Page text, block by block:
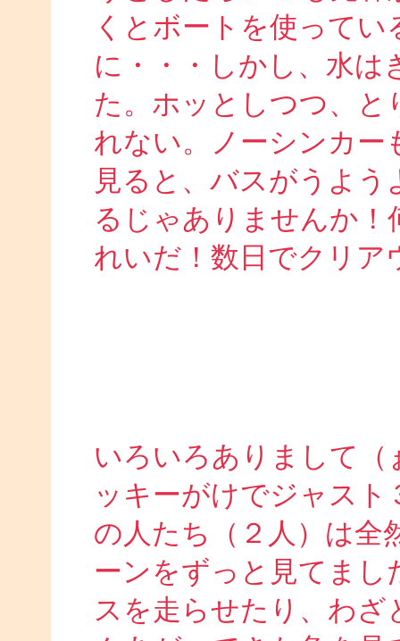
くとボートを使って
に・・・しかし、水
た。ホッとしつつ、
れない。ノーシンカー
見ると、バスがうよ
るじゃありませんか！
れいだ！数日でクリア
いろいろありまして
ッキーがけでジャス
の人たち（２人）は全
ーンをずっと見てま
スを走らせたり、わ